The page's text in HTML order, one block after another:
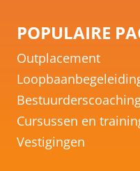
POPULAIRE
Outplacement
Cursussen en
Vestigingen